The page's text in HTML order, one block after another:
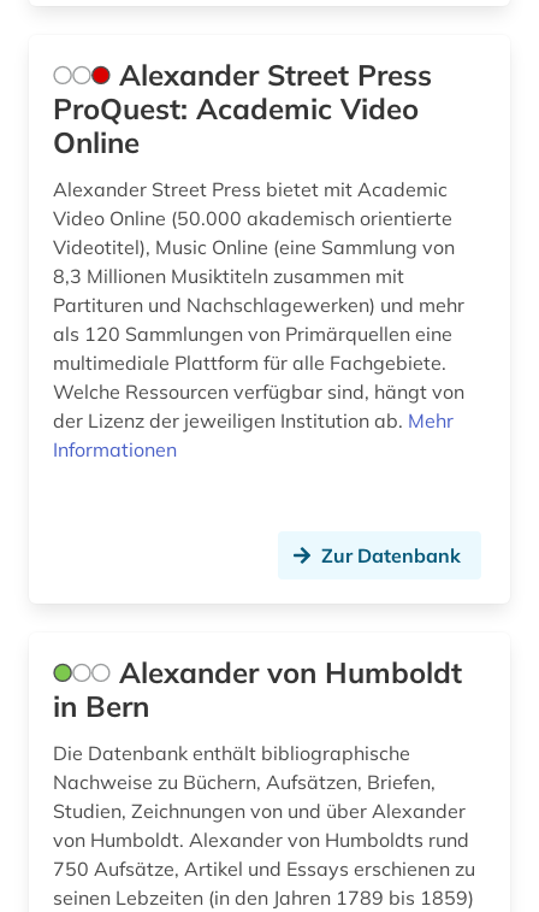
deutsche kolonialgesellschaft (1)
deutschland (33)
deutschland (bundesrepublik). statistisches
bundesamt (1)
deutschland (ddr) (1)
deutschland. finanzministerium (1)
deutschsprachige gemeinschaft (1)
devisen (1)
digitale landschaftsmodelle (1)
dissertation (2)
dokumentenserver (3)
dorf (1)
dreidimensionale rekonstruktion (1)
Alexander Street Press
ProQuest: Academic Video
Online
Alexander Street Press bietet mit Academic
Video Online (50.000 akademisch orientierte
Videotitel), Music Online (eine Sammlung von
8,3 Millionen Musiktiteln zusammen mit
Partituren und Nachschlagewerken) und mehr
als 120 Sammlungen von Primärquellen eine
multimediale Plattform für alle Fachgebiete.
Welche Ressourcen verfügbar sind, hängt von
der Lizenz der jeweiligen Institution ab. Mehr
Informationen
Zur Datenbank
Alexander von Humboldt
in Bern
Die Datenbank enthält bibliographische
Nachweise zu Büchern, Aufsätzen, Briefen,
Studien, Zeichnungen von und über Alexander
von Humboldt. Alexander von Humboldts rund
750 Aufsätze, Artikel und Essays erschienen zu
seinen Lebzeiten (in den Jahren 1789 bis 1859)